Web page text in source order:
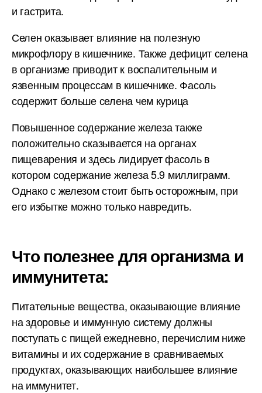
и гастрита.
Селен оказывает влияние на полезную
микрофлору в кишечнике. Также дефицит селена
в организме приводит к воспалительным и
язвенным процессам в кишечнике. Фасоль
содержит больше селена чем курица
Повышенное содержание железа также
положительно сказывается на органах
пищеварения и здесь лидирует фасоль в
котором содержание железа 5.9 миллиграмм.
Однако с железом стоит быть осторожным, при
его избытке можно только навредить.
Что полезнее для организма и
иммунитета:
Питательные вещества, оказывающие влияние
на здоровье и иммунную систему должны
поступать с пищей ежедневно, перечислим ниже
витамины и их содержание в сравниваемых
продуктах, оказывающих наибольшее влияние
на иммунитет.